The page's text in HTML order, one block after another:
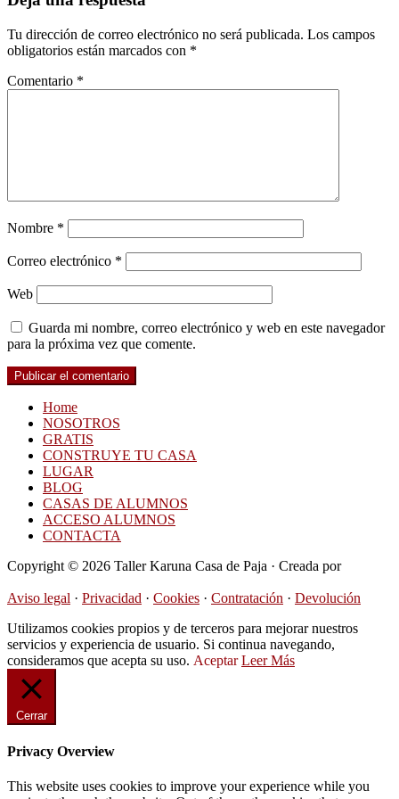
los
lectores
Tu dirección de correo electrónico no será publicada. Los campos
obligatorios están marcados con *
Comentario *
Nombre *
Correo electrónico *
Web
Guarda mi nombre, correo electrónico y web en este navegador
para la próxima vez que comente.
Home
NOSOTROS
GRATIS
CONSTRUYE TU CASA
LUGAR
BLOG
CASAS DE ALUMNOS
ACCESO ALUMNOS
CONTACTA
Copyright © 2026 Taller Karuna Casa de Paja · Creada por
Aviso legal · Privacidad · Cookies · Contratación · Devolución
Utilizamos cookies propios y de terceros para mejorar nuestros
servicios y experiencia de usuario. Si continua navegando,
consideramos que acepta su uso. Aceptar Leer Más
Cerrar
Privacy Overview
This website uses cookies to improve your experience while you